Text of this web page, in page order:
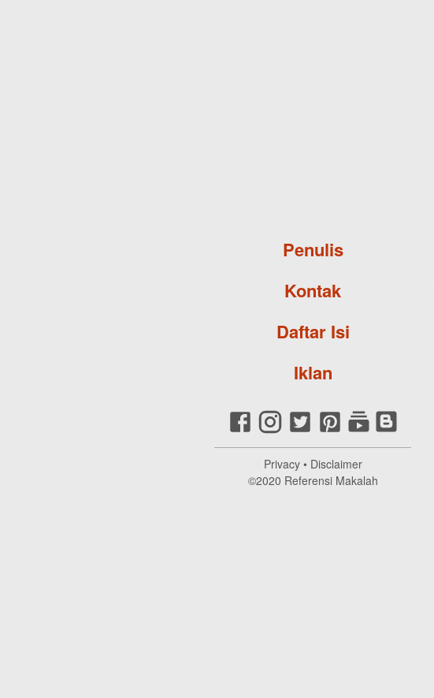
Penulis
Kontak
Daftar Isi
Iklan
Privacy• Disclaimer
©2020 Referensi Makalah